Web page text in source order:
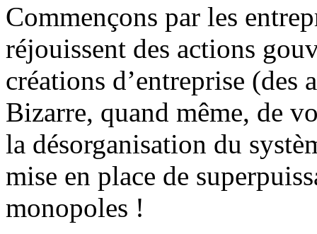
Commençons par les
réjouissent des actions
créations d’entreprise (des
Bizarre, quand même, de
la désorganisation du
mise en place de
monopoles !